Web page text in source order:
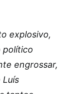
explosivo,
político
engrossar,